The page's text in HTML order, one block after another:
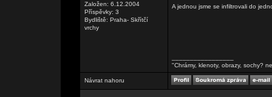
Založen: 6.12.2004
Příspěvky: 3
Bydliště: Praha- Skřítčí
vrchy
A jednou jsme se infiltrovali do
"Chrámy, klenoty, obrazy, sochy?
Návrat nahoru